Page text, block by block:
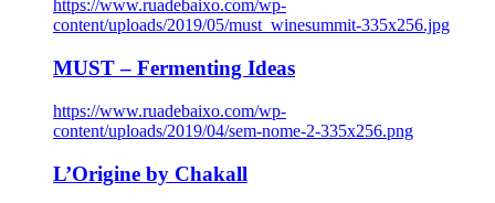
https://www.ruadebaixo.com/wp-
content/uploads/2019/05/must_winesummit-335x256.jpg
MUST – Fermenting Ideas
https://www.ruadebaixo.com/wp-
content/uploads/2019/04/sem-nome-2-335x256.png
L’Origine by Chakall